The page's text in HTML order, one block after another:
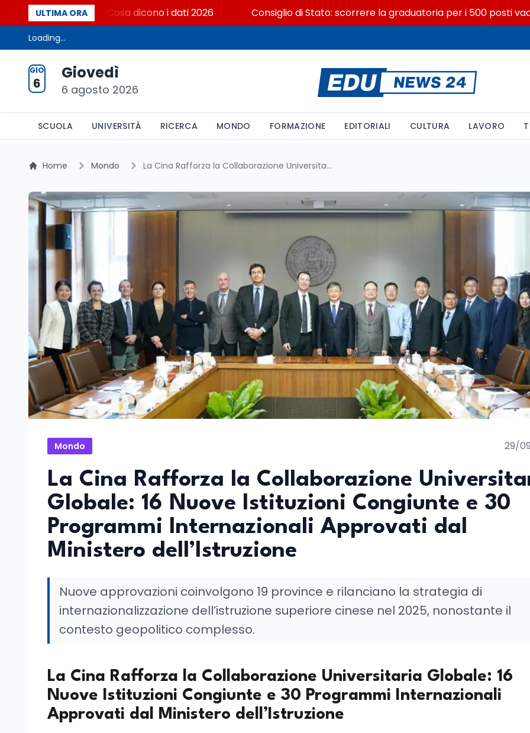
ULTIMA ORA
italiana? Cosa dicono i dati 2026 Consiglio di Stato: scorrere la graduatoria per i 500 posti vacanti
Loading...
GIO
6
Giovedì
6 agosto 2026
SCUOLA UNIVERSITÀ RICERCA MONDO FORMAZIONE EDITORIALI CULTURA LAVORO
Home Mondo La Cina Rafforza la Collaborazione Universitaria Globale: 16 Nuove Istituzioni Congiunte e 30 Programmi Internazionali Approvati dal Ministero dell’Istruzione
Mondo 29/
La Cina Rafforza la Collaborazione
Globale: 16 Nuove Istituzioni Congiunte e 30
Programmi Internazionali Approvati dal
Ministero dell’Istruzione
Nuove approvazioni coinvolgono 19 province e rilanciano la strategia di
internazionalizzazione dell’istruzione superiore cinese nel 2025, nonostante il
contesto geopolitico complesso.
La Cina Rafforza la Collaborazione Universitaria Globale: 16
Nuove Istituzioni Congiunte e 30 Programmi Internazionali
Approvati dal Ministero dell’Istruzione